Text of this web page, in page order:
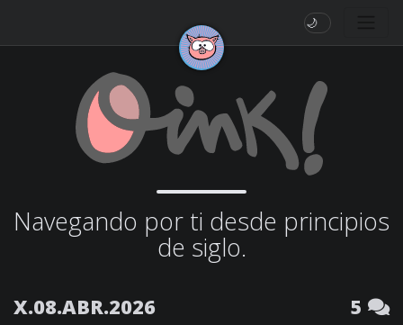
🌙
Navegando por ti desde principios
de siglo.
X.08.ABR.2026 5